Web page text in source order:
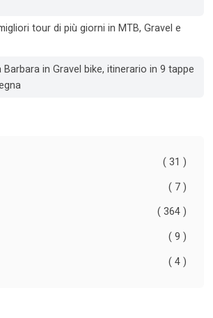
tour di più giorni in MTB, Gravel e
in Gravel bike, itinerario in 9 tappe
( 31 )
( 7 )
( 364 )
( 9 )
( 4 )